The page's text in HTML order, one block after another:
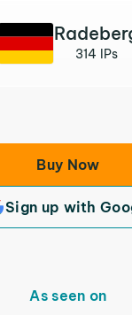
314 IPs
Buy Now
Sign up with
As seen on